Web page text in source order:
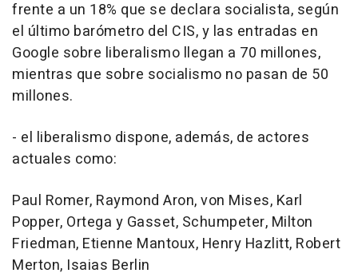
frente a un 18% que se declara socialista, según
el último barómetro del CIS, y las entradas en
Google sobre liberalismo llegan a 70 millones,
mientras que sobre socialismo no pasan de 50
millones.
- el liberalismo dispone, además, de actores
actuales como:
Paul Romer, Raymond Aron, von Mises, Karl
Popper, Ortega y Gasset, Schumpeter, Milton
Friedman, Etienne Mantoux, Henry Hazlitt, Robert
Merton, Isaias Berlin